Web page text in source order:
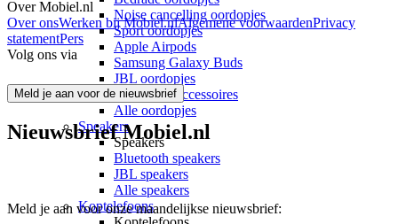
Noise cancelling oordopjes
Sport oordopjes
Apple Airpods
Samsung Galaxy Buds
JBL oordopjes
Oordopjes accessoires
Alle oordopjes
Speakers
Speakers
Bluetooth speakers
JBL speakers
Alle speakers
Koptelefoons
Over Mobiel.nl
Over onsWerken bij Mobiel.nlAlgemene voorwaardenPrivacy
statementPers
Volg ons via
Meld je aan voor de nieuwsbrief
Nieuwsbrief Mobiel.nl
Meld je aan voor onze maandelijkse nieuwsbrief: